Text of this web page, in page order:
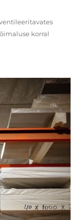
korral